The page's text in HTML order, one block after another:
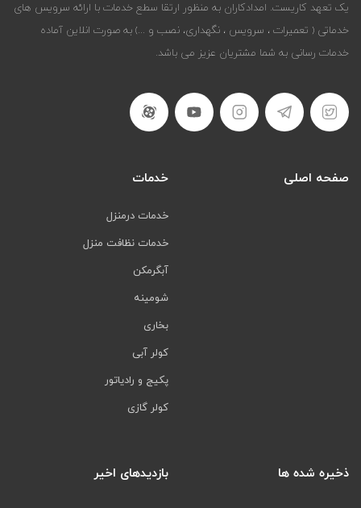
یک تعهد کاریست. امدادکاران به منظور ارتقا سطع خدمات با ارائه سرویس های
خدماتی ( تعمیرات ، سرویس ، نگهداری، نصب و ...) به صورت انلاین آماده
خدمات رسانی به شما مشتریان عزیز می باشد.
صفحه اصلی خدمات
خدمات درمنزل
خدمات نظافت منزل
آبگرمکن
شومینه
بخاری
کولر آبی
پکیج و رادیاتور
کولر گازی
ذخیره شده ها بازدیدهای اخیر